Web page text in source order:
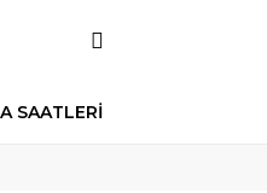
SAATLERİ